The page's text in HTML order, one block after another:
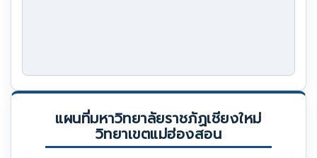
แผนที่มหาวิทยาลัยราชภัฏเชียงใหม่
วิทยาเขตแม่ฮ่องสอน